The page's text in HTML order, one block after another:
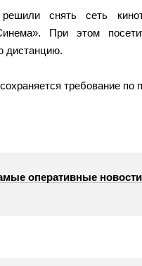
снять сеть
При этом
дистанцию.
требование по
оперативные